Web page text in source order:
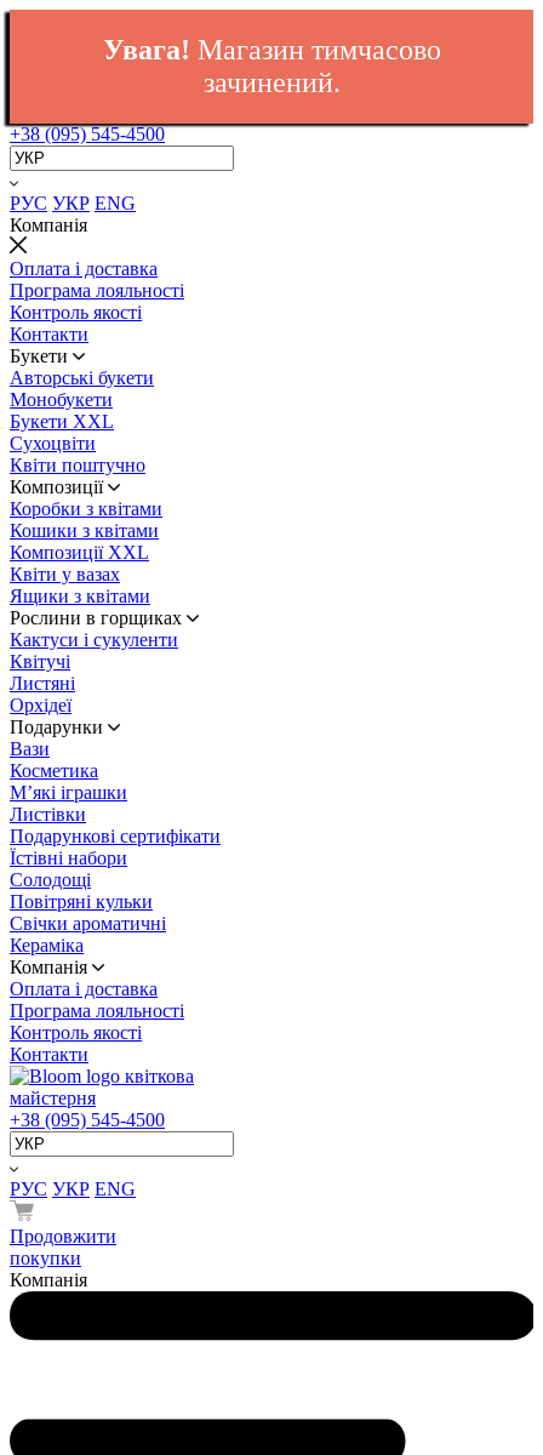
Увага! Магазин тимчасово
зачинений.
+38 (095) 545-4500
РУС УКР ENG
Компанія
Оплата і доставка
Програма лояльності
Контроль якості
Контакти
Букети
Авторські букети
Монобукети
Букети XXL
Cухоцвіти
Квіти поштучно
Композиції
Коробки з квітами
Кошики з квітами
Композиції XXL
Квіти у вазах
Ящики з квітами
Рослини в горщиках
Кактуси і сукуленти
Квітучі
Листяні
Орхідеї
Подарунки
Вази
Косметика
М’які іграшки
Листівки
Подарункові сертифікати
Їстівні набори
Солодощі
Повітряні кульки
Свічки ароматичні
Кераміка
Компанія
Оплата і доставка
Програма лояльності
Контроль якості
Контакти
квіткова
майстерня
+38 (095) 545-4500
РУС УКР ENG
Продовжити
покупки
Компанія